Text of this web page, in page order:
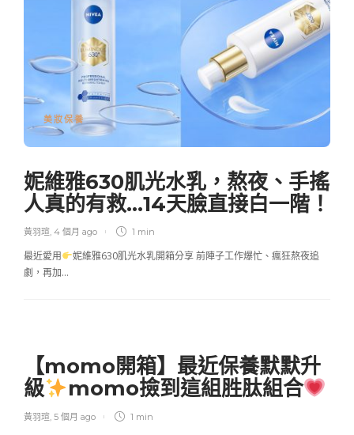
美妝保養
妮維雅630肌光水乳，熬夜、手搖
人真的有救…14天臉直接白一階！
黃羽瑄, 4 個月 ago 1 min
最近愛用
妮維雅630肌光水乳開箱分享 前陣子工作爆忙、瘋狂熬夜追
劇，再加…
【momo開箱】最近保養默默升
級
momo撿到這組胜肽組合
黃羽瑄 5 個月 ago 1 min